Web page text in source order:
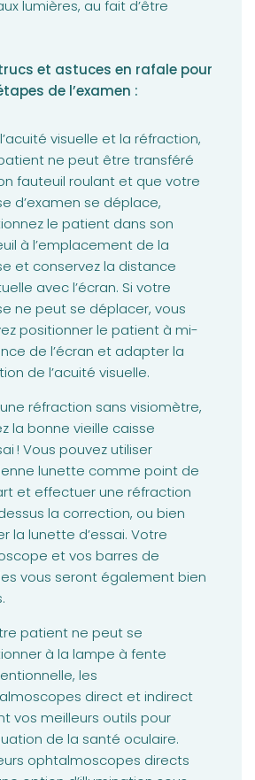
lumières, au fait d’être
et astuces en rafale pour
de l’examen :
visuelle et la réfraction,
ne peut être transféré
fauteuil roulant et que votre
d’examen se déplace,
le patient dans son
à l’emplacement de la
et conservez la distance
avec l’écran. Si votre
ne peut se déplacer, vous
positionner le patient à mi-
de l’écran et adapter la
de l’acuité visuelle.
réfraction sans visiomètre,
la bonne vieille caisse
! Vous pouvez utiliser
lunette comme point de
et effectuer une réfraction
la correction, ou bien
la lunette d’essai. Votre
et vos barres de
vous seront également bien
patient ne peut se
à la lampe à fente
les
direct et indirect
vos meilleurs outils pour
de la santé oculaire.
ophtalmoscopes directs